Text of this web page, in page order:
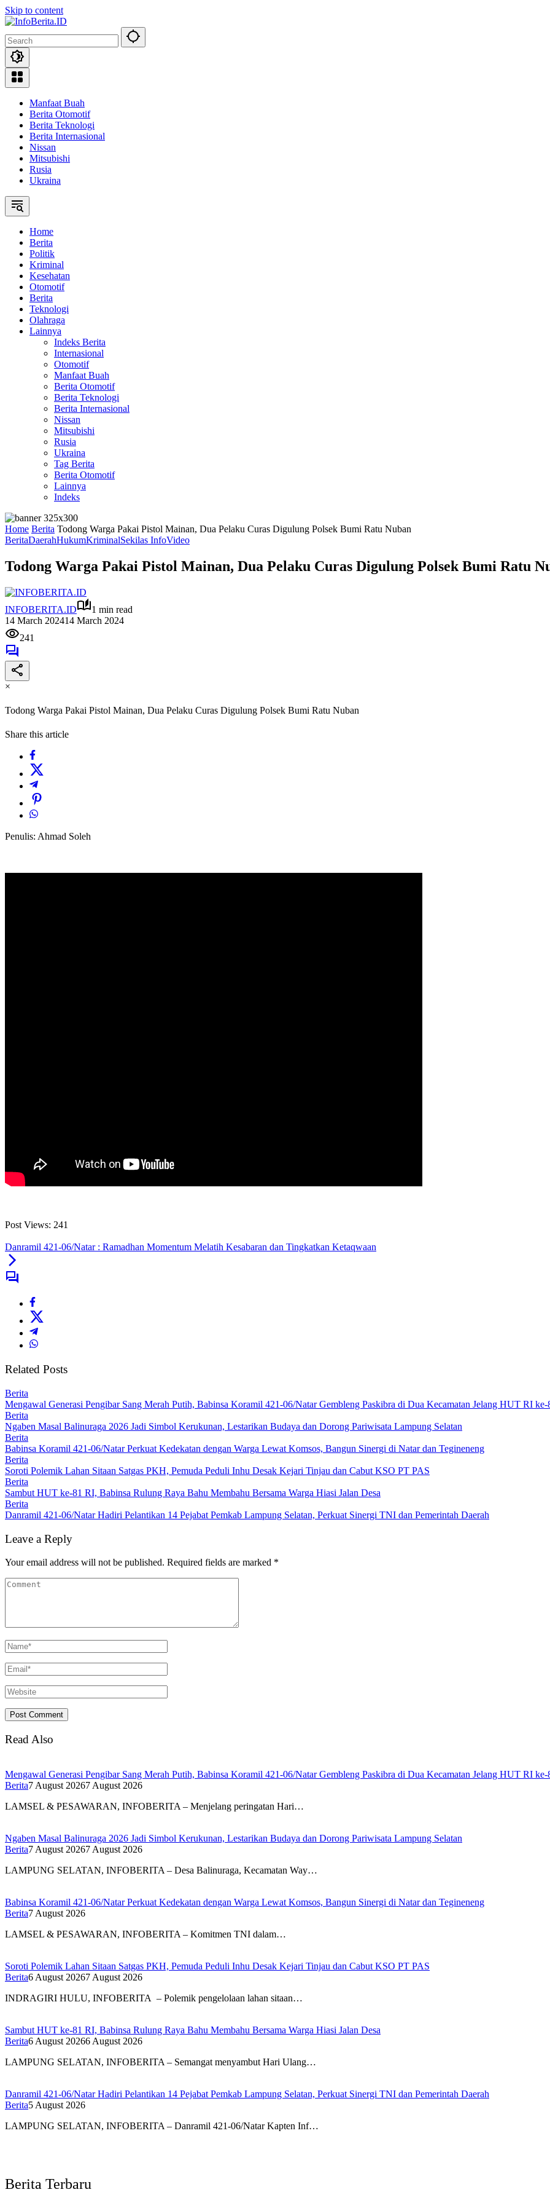
Skip to content
Manfaat Buah
Berita Otomotif
Berita Teknologi
Berita Internasional
Nissan
Mitsubishi
Rusia
Ukraina
Home
Berita
Politik
Kriminal
Kesehatan
Otomotif
Berita
Teknologi
Olahraga
Lainnya
Indeks Berita
Internasional
Otomotif
Manfaat Buah
Berita Otomotif
Berita Teknologi
Berita Internasional
Nissan
Mitsubishi
Rusia
Ukraina
Tag Berita
Berita Otomotif
Lainnya
Indeks
Home Berita Todong Warga Pakai Pistol Mainan, Dua Pelaku Curas Digulung Polsek Bumi Ratu Nuban
BeritaDaerahHukumKriminalSekilas InfoVideo
Todong Warga Pakai Pistol Mainan, Dua Pelaku Curas Digulung Polsek Bumi Ratu
INFOBERITA.ID
1 min read
14 March 202414 March 2024
241
×
Todong Warga Pakai Pistol Mainan, Dua Pelaku Curas Digulung Polsek Bumi Ratu Nuban
Share this article
Penulis: Ahmad Soleh
Post Views: 241
Danramil 421-06/Natar : Ramadhan Momentum Melatih Kesabaran dan Tingkatkan Ketaqwaan
Related Posts
Berita
Mengawal Generasi Pengibar Sang Merah Putih, Babinsa Koramil 421-06/Natar Gembleng Paskibra di Dua Kecamatan Jelang HUT RI ke-
Berita
Ngaben Masal Balinuraga 2026 Jadi Simbol Kerukunan, Lestarikan Budaya dan Dorong Pariwisata Lampung Selatan
Berita
Babinsa Koramil 421-06/Natar Perkuat Kedekatan dengan Warga Lewat Komsos, Bangun Sinergi di Natar dan Tegineneng
Berita
Soroti Polemik Lahan Sitaan Satgas PKH, Pemuda Peduli Inhu Desak Kejari Tinjau dan Cabut KSO PT PAS
Berita
Sambut HUT ke-81 RI, Babinsa Rulung Raya Bahu Membahu Bersama Warga Hiasi Jalan Desa
Berita
Danramil 421-06/Natar Hadiri Pelantikan 14 Pejabat Pemkab Lampung Selatan, Perkuat Sinergi TNI dan Pemerintah Daerah
Leave a Reply
Your email address will not be published. Required fields are marked *
Read Also
Mengawal Generasi Pengibar Sang Merah Putih, Babinsa Koramil 421-06/Natar Gembleng Paskibra di Dua Kecamatan Jelang HUT RI ke-
Berita7 August 20267 August 2026
LAMSEL & PESAWARAN, INFOBERITA – Menjelang peringatan Hari…
Ngaben Masal Balinuraga 2026 Jadi Simbol Kerukunan, Lestarikan Budaya dan Dorong Pariwisata Lampung Selatan
Berita7 August 20267 August 2026
LAMPUNG SELATAN, INFOBERITA – Desa Balinuraga, Kecamatan Way…
Babinsa Koramil 421-06/Natar Perkuat Kedekatan dengan Warga Lewat Komsos, Bangun Sinergi di Natar dan Tegineneng
Berita7 August 2026
LAMSEL & PESAWARAN, INFOBERITA – Komitmen TNI dalam…
Soroti Polemik Lahan Sitaan Satgas PKH, Pemuda Peduli Inhu Desak Kejari Tinjau dan Cabut KSO PT PAS
Berita6 August 20267 August 2026
INDRAGIRI HULU, INFOBERITA – Polemik pengelolaan lahan sitaan…
Sambut HUT ke-81 RI, Babinsa Rulung Raya Bahu Membahu Bersama Warga Hiasi Jalan Desa
Berita6 August 20266 August 2026
LAMPUNG SELATAN, INFOBERITA – Semangat menyambut Hari Ulang…
Danramil 421-06/Natar Hadiri Pelantikan 14 Pejabat Pemkab Lampung Selatan, Perkuat Sinergi TNI dan Pemerintah Daerah
Berita5 August 2026
LAMPUNG SELATAN, INFOBERITA – Danramil 421-06/Natar Kapten Inf…
Berita Terbaru